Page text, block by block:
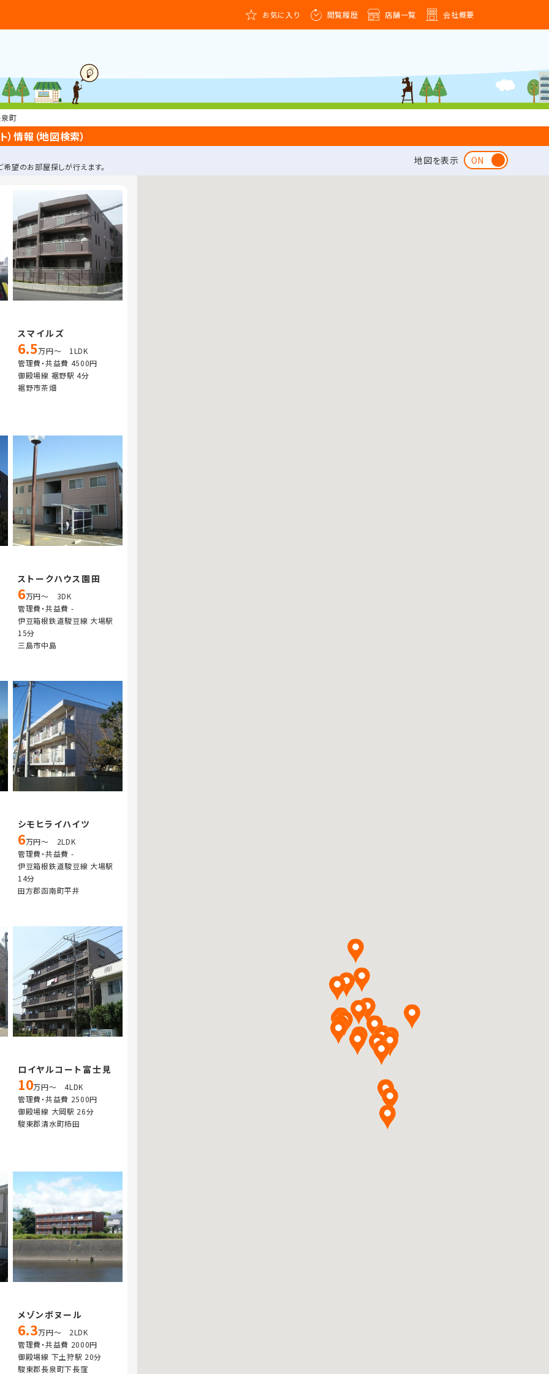
お気に入り 閲覧履歴 店舗一覧 会社概要
町
情報（地図検索）
希望のお部屋探しが行えます。
地図を表示
スマイルズ
6.5万円～ 1LDK
管理費・共益費 4500円
御殿場線 裾野駅 4分
裾野市茶畑
ストークハウス園田
6万円～ 3DK
管理費・共益費 -
伊豆箱根鉄道駿豆線 大場駅
15分
三島市中島
シモヒライハイツ
6万円～ 2LDK
管理費・共益費 -
伊豆箱根鉄道駿豆線 大場駅
14分
田方郡函南町平井
ロイヤルコート富士見
10万円～ 4LDK
管理費・共益費 2500円
御殿場線 大岡駅 26分
駿東郡清水町柿田
メゾンボヌール
6.3万円～ 2LDK
管理費・共益費 2000円
御殿場線 下土狩駅 20分
駿東郡長泉町下長窪